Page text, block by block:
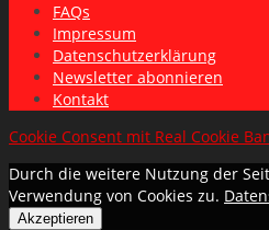
FAQs
Impressum
Datenschutzerklärung
Newsletter abonnieren
Kontakt
Cookie Consent mit Real Cookie
Durch die weitere Nutzung der
Verwendung von Cookies zu.
Akzeptieren